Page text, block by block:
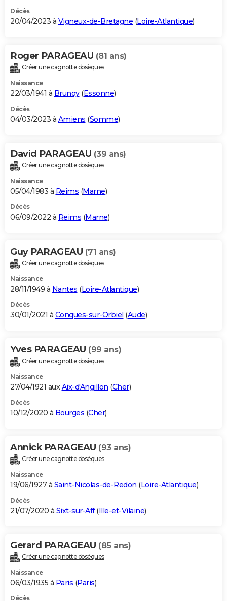
Décès
20/04/2023 à Vigneux-de-Bretagne (Loire-Atlantique)
Roger PARAGEAU (81 ans)
Créer une cagnotte obsèques
Naissance
22/03/1941 à Brunoy(Essonne)
Décès
04/03/2023 à Amiens (Somme)
David PARAGEAU (39 ans)
Créer une cagnotte obsèques
Naissance
05/04/1983 à Reims (Marne)
Décès
06/09/2022 à Reims (Marne)
Guy PARAGEAU (71 ans)
Créer une cagnotte obsèques
Naissance
28/11/1949 à Nantes (Loire-Atlantique)
Décès
30/01/2021 à Conques-sur-Orbiel (Aude)
Yves PARAGEAU (99 ans)
Créer une cagnotte obsèques
Naissance
27/04/1921 auxAix-d'Angillon (Cher)
Décès
10/12/2020 à Bourges (Cher)
Annick PARAGEAU (93 ans)
Créer une cagnotte obsèques
Naissance
19/06/1927 à Saint-Nicolas-de-Redon (Loire-Atlantique)
Décès
21/07/2020 à Sixt-sur-Aff(Ille-et-Vilaine)
Gerard PARAGEAU (85 ans)
Créer une cagnotte obsèques
Naissance
06/03/1935 à Paris (Paris)
Décès